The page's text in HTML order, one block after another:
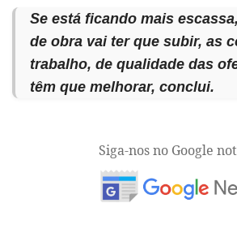
Se está ficando mais
de obra vai ter que subir, as
trabalho, de qualidade das
têm que melhorar, conclui.
Siga-nos no Google